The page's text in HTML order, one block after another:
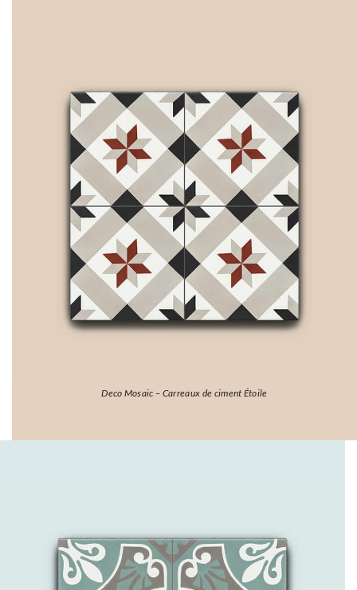
Deco Mosaic – Carreaux de ciment Étoile